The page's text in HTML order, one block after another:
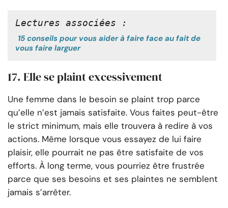
Lectures associées :
15 conseils pour vous aider à faire face au fait de
vous faire larguer
17. Elle se plaint excessivement
Une femme dans le besoin se plaint trop parce
qu’elle n’est jamais satisfaite. Vous faites peut-être
le strict minimum, mais elle trouvera à redire à vos
actions. Même lorsque vous essayez de lui faire
plaisir, elle pourrait ne pas être satisfaite de vos
efforts. À long terme, vous pourriez être frustrée
parce que ses besoins et ses plaintes ne semblent
jamais s’arrêter.